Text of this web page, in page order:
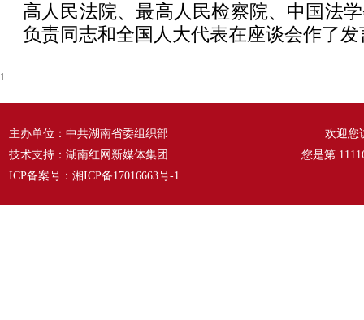
高人民法院、最高人民检察院、中国法
负责同志和全国人大代表在座谈会作了发
1
主办单位：中共湖南省委组织部
技术支持：湖南红网新媒体集团
ICP备案号： 湘ICP备17016663号-1
欢迎您
您是第